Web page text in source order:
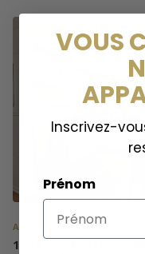
APPARTEMENTS ·
1573, rue Pierre-
VOUS
Inscrivez-
Prénom